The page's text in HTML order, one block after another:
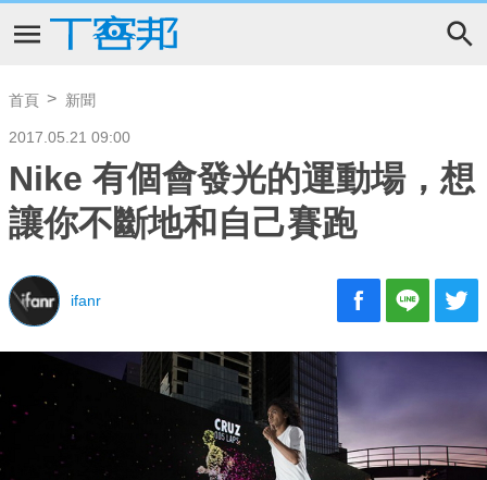
首頁 新聞
2017.05.21 09:00
Nike 有個會發光的運動場，想
讓你不斷地和自己賽跑
ifanr